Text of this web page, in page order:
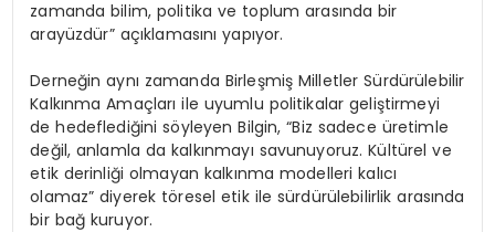
zamanda bilim, politika ve toplum arasında bir
arayüzdür” açıklamasını yapıyor.
Derneğin aynı zamanda Birleşmiş Milletler Sürdürülebilir
Kalkınma Amaçları ile uyumlu politikalar geliştirmeyi
de hedeflediğini söyleyen Bilgin, “Biz sadece üretimle
değil, anlamla da kalkınmayı savunuyoruz. Kültürel ve
etik derinliği olmayan kalkınma modelleri kalıcı
olamaz” diyerek töresel etik ile sürdürülebilirlik arasında
bir bağ kuruyor.